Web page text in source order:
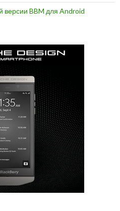
версии BBM для Android